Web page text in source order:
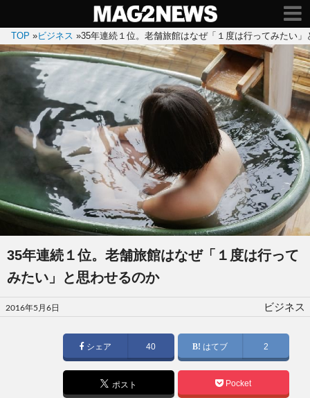
TOP »ビジネス »35年連続１位。老舗旅館はなぜ「１度は行ってみたい」
35年連続１位。老舗旅館はなぜ「１度は行って
みたい」と思わせるのか
投
稿
2016年5月6日 ビジネス
シェア 40 はてブ 2
ポスト Pocket